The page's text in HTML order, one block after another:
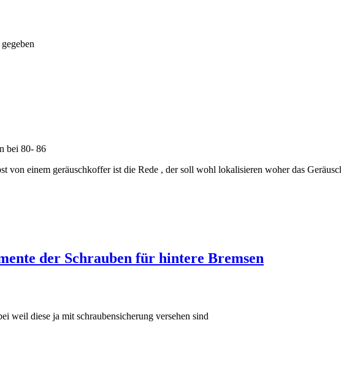
bei 80- 86
von einem geräuschkoffer ist die Rede , der soll wohl lokalisieren woher das
der Schrauben für hintere Bremsen
weil diese ja mit schraubensicherung versehen sind